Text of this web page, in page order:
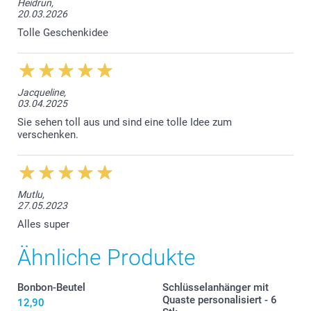
1 kg
Herz: Himbergeschmack
Geschmacksrichtungen
Die Nährwertangaben für die
finden Sie hier.
Heidrun,
20.03.2026
Tolle Geschenkidee
Jacqueline,
03.04.2025
Sie sehen toll aus und sind eine tolle Idee zum
verschenken.
Mutlu,
27.05.2023
Alles super
Ähnliche Produkte
Bonbon-Beutel
12,90
Schlüsselanhänger mit
Quaste personalisiert - 6